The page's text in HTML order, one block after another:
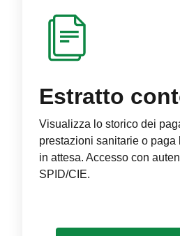
Estratto
Visualizza lo storico dei
prestazioni sanitarie o paga
in attesa. Accesso con
SPID/CIE.